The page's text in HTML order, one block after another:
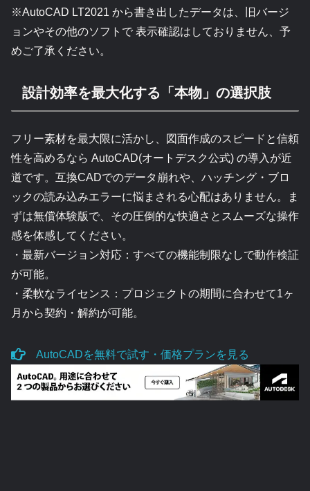
※AutoCAD LT2021 から書き出したデータは、旧バージ
ョンやその他のソフトで 表示確認はしておりません、予
めご了承ください。
設計効率を最大化する「本物」の選択肢
フリー素材を最大限に活かし、図面作成のスピードと信頼
性を高めるなら AutoCAD(オートデスク公式) の導入が近
道です。互換CADでのデータ崩れや、ハッチング・ブロ
ックの読み込みエラーに悩まされる心配はありません。ま
ずは無償体験版で、その圧倒的な快適さとスムーズな操作
感を体感してください。
・最新バージョン対応：すべての機能制限なしで動作検証
が可能。
・柔軟なライセンス：プロジェクトの期間に合わせて1ヶ
月から契約・解約が可能。
AutoCADを無料で試す・価格プランを見る